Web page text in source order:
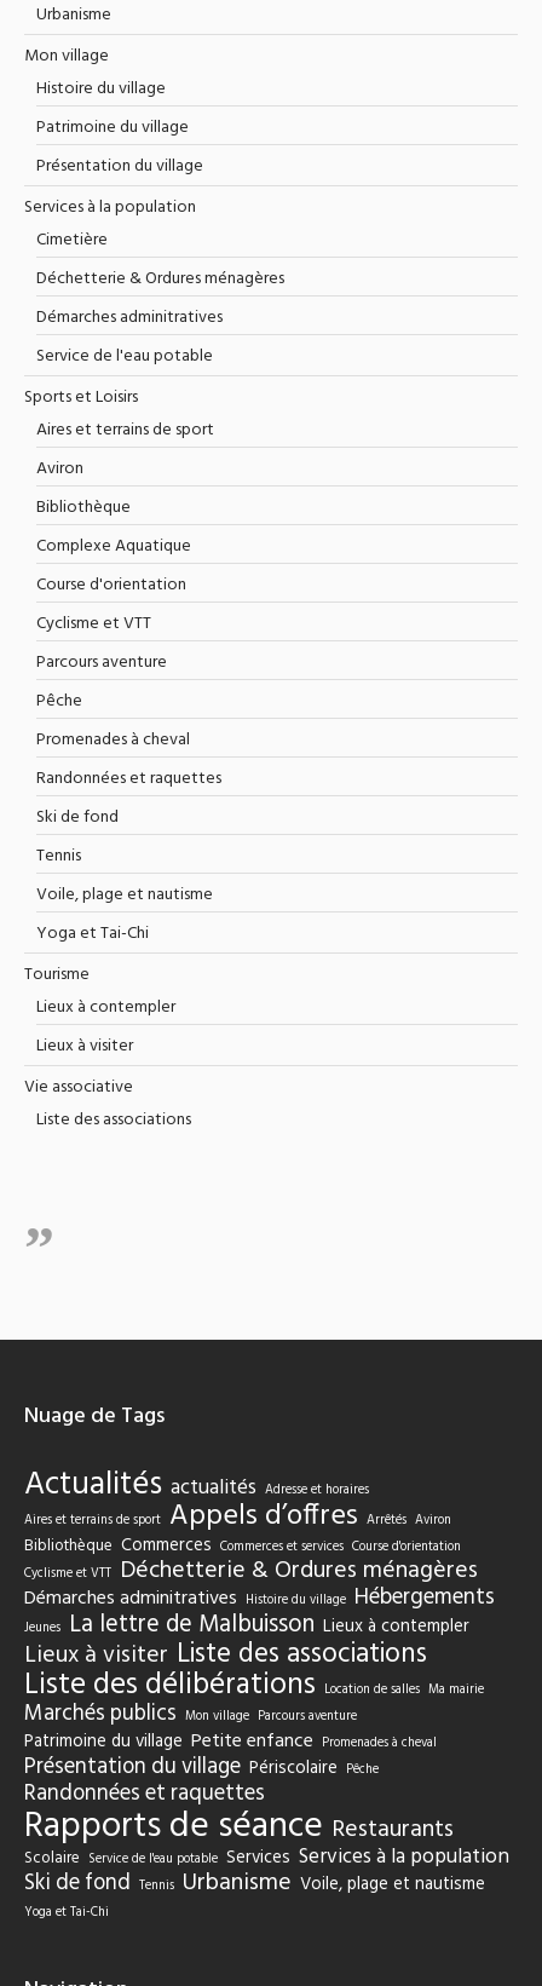
Urbanisme
Mon village
Histoire du village
Patrimoine du village
Présentation du village
Services à la population
Cimetière
Déchetterie & Ordures ménagères
Démarches adminitratives
Service de l'eau potable
Sports et Loisirs
Aires et terrains de sport
Aviron
Bibliothèque
Complexe Aquatique
Course d'orientation
Cyclisme et VTT
Parcours aventure
Pêche
Promenades à cheval
Randonnées et raquettes
Ski de fond
Tennis
Voile, plage et nautisme
Yoga et Tai-Chi
Tourisme
Lieux à contempler
Lieux à visiter
Vie associative
Liste des associations
Nuage de Tags
Actualités actualités Adresse et horaires
Aires et terrains de sport Appels d’offres Arrêtés Aviron
Bibliothèque Commerces Commerces et services Course d'orientation
Cyclisme et VTT Déchetterie & Ordures ménagères
Démarches adminitratives Histoire du village Hébergements
Jeunes La lettre de Malbuisson Lieux à contempler
Lieux à visiter Liste des associations
Liste des délibérations Location de salles Ma mairie
Marchés publics Mon village Parcours aventure
Patrimoine du village Petite enfance Promenades à cheval
Présentation du village Périscolaire Pêche
Randonnées et raquettes
Rapports de séance Restaurants
Scolaire Service de l'eau potable Services Services à la population
Ski de fond Tennis Urbanisme Voile, plage et nautisme
Yoga et Tai-Chi